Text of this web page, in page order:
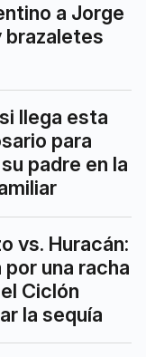
a Jorge
brazaletes
llega esta
para
padre en la
vs. Huracán:
por una racha
Ciclón
la sequía